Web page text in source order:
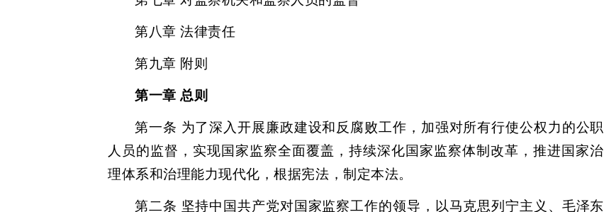
第八章 法律责任
第九章 附则
第一章 总则
第一条 为了深入开展廉政建设和反腐败工作，加强对所有行使公权力的公职
人员的监督，实现国家监察全面覆盖，持续深化国家监察体制改革，推进国家治
理体系和治理能力现代化，根据宪法，制定本法。
第二条 坚持中国共产党对国家监察工作的领导，以马克思列宁主义、毛泽东